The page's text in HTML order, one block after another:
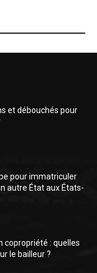
et débouchés pour
pour immatriculer
autre État aux États-
copropriété : quelles
le bailleur ?